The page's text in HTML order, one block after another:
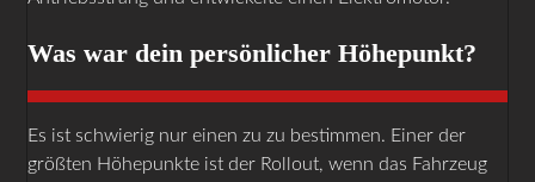
Was war dein persönlicher Höhepunkt?
Es ist schwierig nur einen zu zu bestimmen. Einer der
größten Höhepunkte ist der Rollout, wenn das Fahrzeug